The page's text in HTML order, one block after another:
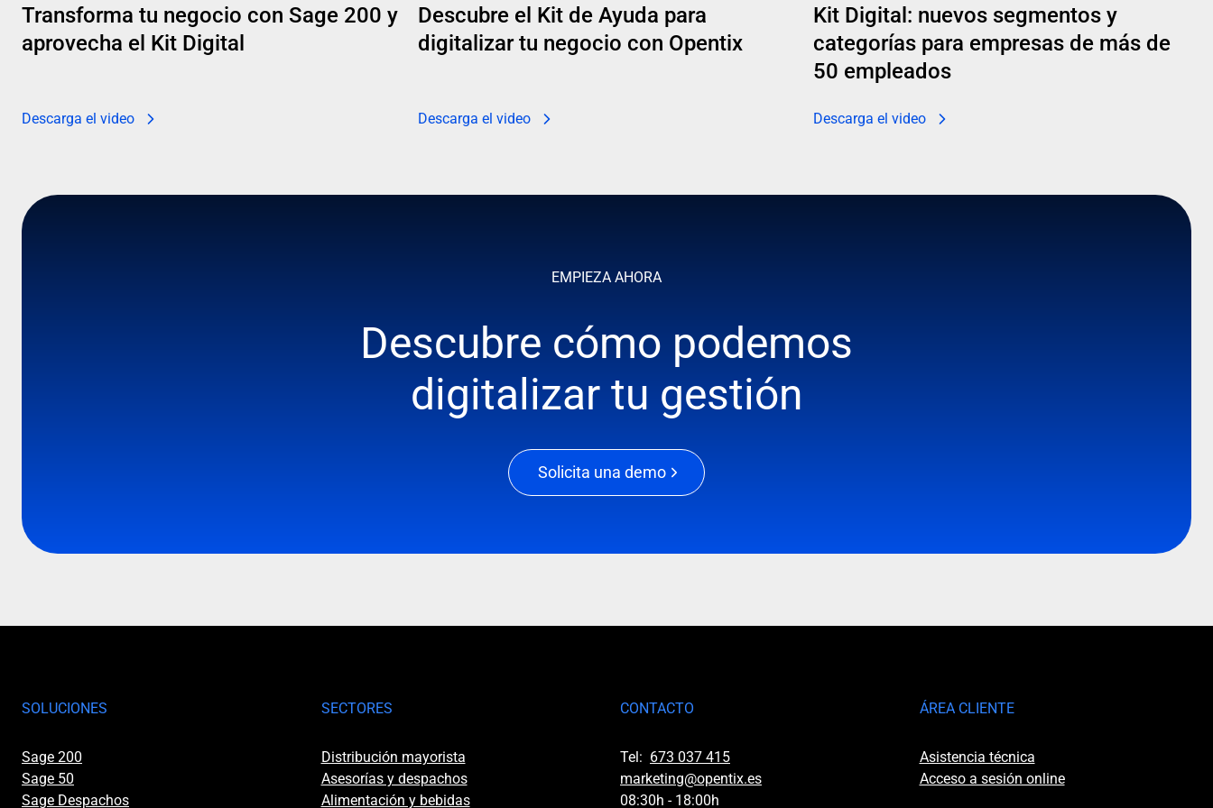
Transforma tu negocio con Sage 200 y
aprovecha el Kit Digital
Descarga el video
Descubre el Kit de Ayuda para
digitalizar tu negocio con Opentix
Descarga el video
Kit Digital: nuevos segmentos y
categorías para empresas de más de
50 empleados
Descarga el video
EMPIEZA AHORA
Descubre cómo podemos
digitalizar tu gestión
Solicita una demo
SOLUCIONES
Sage 200
Sage 50
Sage Despachos
SECTORES
Distribución mayorista
Asesorías y despachos
Alimentación y bebidas
CONTACTO
Tel: 673 037 415
marketing@opentix.es
08:30h - 18:00h
ÁREA CLIENTE
Asistencia técnica
Acceso a sesión online